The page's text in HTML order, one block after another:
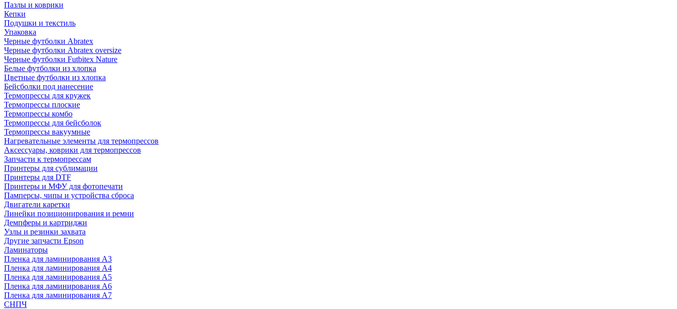
Пазлы и коврики
Кепки
Подушки и текстиль
Упаковка
Черные футболки Abratex
Черные футболки Abratex oversize
Черные футболки Futbitex Nature
Белые футболки из хлопка
Цветные футболки из хлопка
Бейсболки под нанесение
Термопрессы для кружек
Термопрессы плоские
Термопрессы комбо
Термопрессы для бейсболок
Термопрессы вакуумные
Нагревательные элементы для термопрессов
Аксессуары, коврики для термопрессов
Запчасти к термопрессам
Принтеры для сублимации
Принтеры для DTF
Принтеры и МФУ для фотопечати
Памперсы, чипы и устройства сброса
Двигатели каретки
Линейки позиционирования и ремни
Демпферы и картриджи
Узлы и резинки захвата
Другие запчасти Epson
Ламинаторы
Пленка для ламинирования А3
Пленка для ламинирования А4
Пленка для ламинирования А5
Пленка для ламинирования А6
Пленка для ламинирования А7
СНПЧ